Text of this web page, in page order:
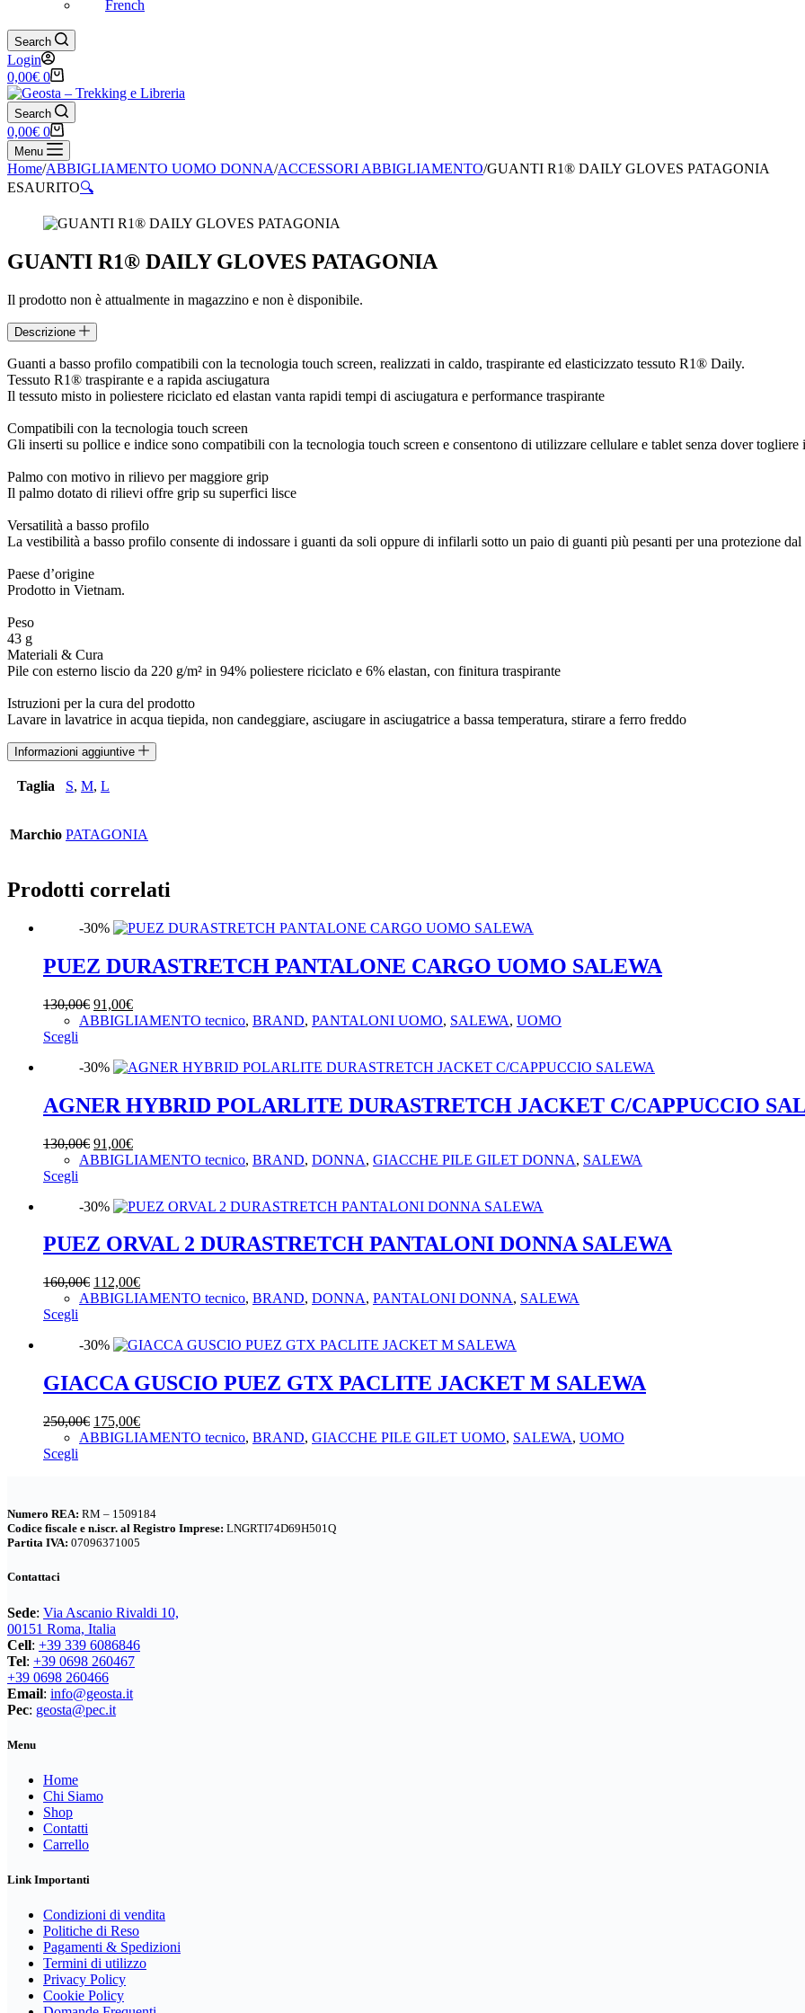
French
Search
Login
Carrello
0,00€ 0
Search
Carrello
0,00€ 0
Menu
Home/ABBIGLIAMENTO UOMO DONNA/ACCESSORI ABBIGLIAMENTO/GUANTI R1® DAILY GLOVES PATAGONIA
ESAURITO🔍
GUANTI R1® DAILY GLOVES PATAGONIA
Il prodotto non è attualmente in magazzino e non è disponibile.
Descrizione
Guanti a basso profilo compatibili con la tecnologia touch screen, realizzati in caldo, traspirante ed elasticizzato tessuto R1® Daily.
Tessuto R1® traspirante e a rapida asciugatura
Il tessuto misto in poliestere riciclato ed elastan vanta rapidi tempi di asciugatura e performance traspirante
Compatibili con la tecnologia touch screen
Gli inserti su pollice e indice sono compatibili con la tecnologia touch screen e consentono di utilizzare cellulare e tablet senza dover togliere
Palmo con motivo in rilievo per maggiore grip
Il palmo dotato di rilievi offre grip su superfici lisce
Versatilità a basso profilo
La vestibilità a basso profilo consente di indossare i guanti da soli oppure di infilarli sotto un paio di guanti più pesanti per una protezione
Paese d’origine
Prodotto in Vietnam.
Peso
43 g
Materiali & Cura
Pile con esterno liscio da 220 g/m² in 94% poliestere riciclato e 6% elastan, con finitura traspirante
Istruzioni per la cura del prodotto
Lavare in lavatrice in acqua tiepida, non candeggiare, asciugare in asciugatrice a bassa temperatura, stirare a ferro freddo
Informazioni aggiuntive
Taglia S, M, L
Marchio PATAGONIA
Prodotti correlati
-30%
PUEZ DURASTRETCH PANTALONE CARGO UOMO SALEWA
130,00€ Il
prezzo
130,00€.
91,00€Il
prezzo
91,00€.
ABBIGLIAMENTO tecnico, BRAND, PANTALONI UOMO, SALEWA, UOMO
Scegli
ha
varianti.
Le
possono
essere
scelte
pagina
prodotto
-30%
AGNER HYBRID POLARLITE DURASTRETCH JACKET C/CAPPUCCIO
130,00€ Il
prezzo
130,00€.
91,00€Il
prezzo
91,00€.
ABBIGLIAMENTO tecnico, BRAND, DONNA, GIACCHE PILE GILET DONNA, SALEWA
Scegli
ha
varianti.
Le
possono
essere
scelte
nella
pagina
prodotto
-30%
PUEZ ORVAL 2 DURASTRETCH PANTALONI DONNA SALEWA
160,00€ Il
prezzo
160,00€.
112,00€Il
prezzo
112,00€.
ABBIGLIAMENTO tecnico, BRAND, DONNA, PANTALONI DONNA, SALEWA
Scegli
ha
varianti.
Le
possono
essere
scelte
del
prodotto
-30%
GIACCA GUSCIO PUEZ GTX PACLITE JACKET M SALEWA
250,00€ Il
prezzo
175,00€Il
prezzo
ABBIGLIAMENTO tecnico, BRAND, GIACCHE PILE GILET UOMO, SALEWA, UOMO
Scegli
varianti.
Le
opzioni
nella
pagina
del
prodotto
Numero REA: RM – 1509184
Codice fiscale e n.iscr. al Registro Imprese: LNGRTI74D69H501Q
Partita IVA: 07096371005
Contattaci
Sede: Via Ascanio Rivaldi 10,
00151 Roma, Italia
Cell: +39 339 6086846
Tel: +39 0698 260467
+39 0698 260466
Email: info@geosta.it
Pec: geosta@pec.it
Menu
Home
Chi Siamo
Shop
Contatti
Carrello
Link Importanti
Condizioni di vendita
Politiche di Reso
Pagamenti & Spedizioni
Termini di utilizzo
Privacy Policy
Cookie Policy